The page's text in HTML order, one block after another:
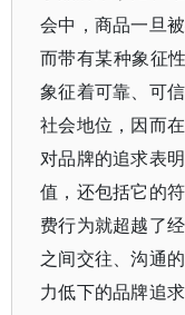
会中，商品一旦
而带有某种象征
象征着可靠、可
社会地位，因而
对品牌的追求表
值，还包括它的
费行为就超越了
之间交往、沟通
力低下的品牌追